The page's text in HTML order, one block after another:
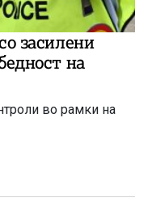
засилени
на
во рамки на